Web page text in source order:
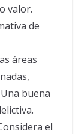
valor.
de
áreas
buena
el